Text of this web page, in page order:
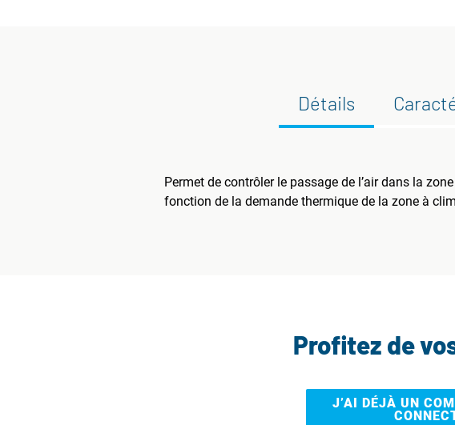
Détails
Permet de contrôler le passage de l’air dans la
fonction de la demande thermique de la zone à
Profitez de
J’AI DÉJÀ UN